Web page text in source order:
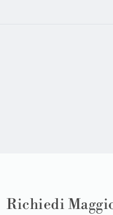
Richiedi